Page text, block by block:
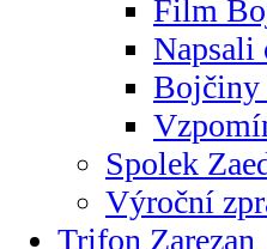
Film
Napsali
Bojčiny
Spolek
Výroční
Trifon Zarezan